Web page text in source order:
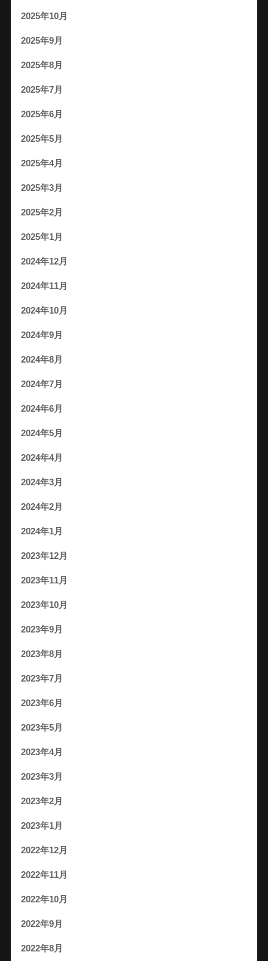
2025年10月
2025年9月
2025年8月
2025年7月
2025年6月
2025年5月
2025年4月
2025年3月
2025年2月
2025年1月
2024年12月
2024年11月
2024年10月
2024年9月
2024年8月
2024年7月
2024年6月
2024年5月
2024年4月
2024年3月
2024年2月
2024年1月
2023年12月
2023年11月
2023年10月
2023年9月
2023年8月
2023年7月
2023年6月
2023年5月
2023年4月
2023年3月
2023年2月
2023年1月
2022年12月
2022年11月
2022年10月
2022年9月
2022年8月